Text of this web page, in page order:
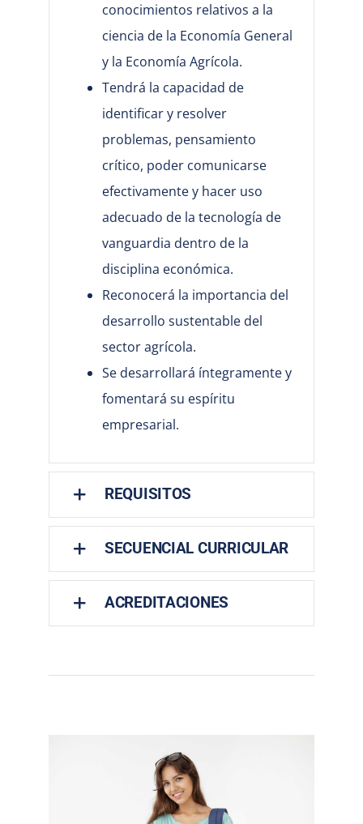
conocimientos relativos a la
ciencia de la Economía General
y la Economía Agrícola.
Tendrá la capacidad de
identificar y resolver
problemas, pensamiento
crítico, poder comunicarse
efectivamente y hacer uso
adecuado de la tecnología de
vanguardia dentro de la
disciplina económica.
Reconocerá la importancia del
desarrollo sustentable del
sector agrícola.
Se desarrollará íntegramente y
fomentará su espíritu
empresarial.
REQUISITOS
SECUENCIAL CURRICULAR
ACREDITACIONES